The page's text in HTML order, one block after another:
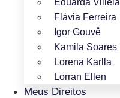
Eduarda Villela
Flávia Ferreira
Igor Gouvê
Kamila Soares
Lorena Karlla
Lorran Ellen
Meus Direitos